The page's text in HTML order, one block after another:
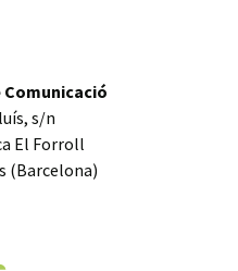
Comunicació
s/n
El Forroll
(Barcelona)